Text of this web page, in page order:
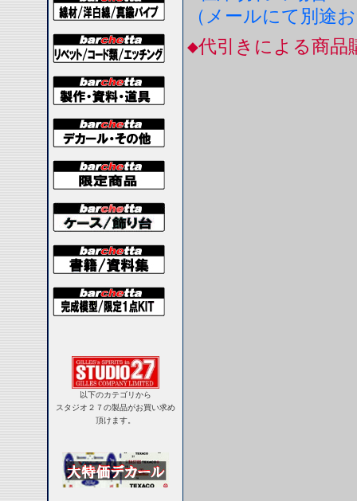
以下のカテゴリから
スタジオ２７の製品がお買い求め
頂けます。
（メールにて別途
◆代引きによる商品